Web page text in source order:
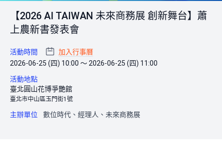
【2026 AI TAIWAN 未來商務展 創新舞台】蕭
上農新書發表會
活動時間
加入行事曆
2026-06-25 (四) 10:00 ～ 2026-06-25 (四) 11:00
活動地點
臺北圓山花博爭艷館
臺北市中山區玉門街1號
主辦單位 數位時代、經理人、未來商務展